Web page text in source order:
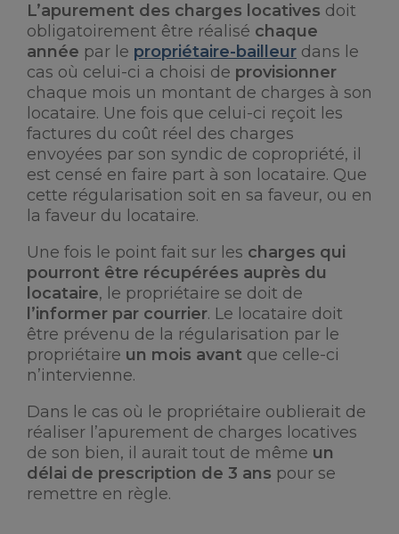
L’apurement des charges locatives doit
obligatoirement être réalisé chaque
année par le propriétaire-bailleur dans le
cas où celui-ci a choisi de provisionner
chaque mois un montant de charges à son
locataire. Une fois que celui-ci reçoit les
factures du coût réel des charges
envoyées par son syndic de copropriété, il
est censé en faire part à son locataire. Que
cette régularisation soit en sa faveur, ou en
la faveur du locataire.
Une fois le point fait sur les charges qui
pourront être récupérées auprès du
locataire, le propriétaire se doit de
l’informer par courrier. Le locataire doit
être prévenu de la régularisation par le
propriétaire un mois avant que celle-ci
n’intervienne.
Dans le cas où le propriétaire oublierait de
réaliser l’apurement de charges locatives
de son bien, il aurait tout de même un
délai de prescription de 3 ans pour se
remettre en règle.